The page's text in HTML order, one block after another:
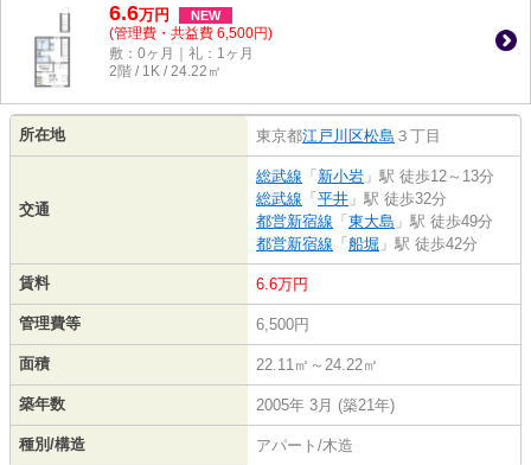
6.6万円 NEW
(管理費・共益費 6,500円)
敷：0ヶ月｜礼：1ヶ月
2階 / 1K / 24.22㎡
所在地 東京都江戸川区松島 ３丁目
交通
総武線 「 新小岩 」駅 徒歩12～13分
総武線 「 平井 」駅 徒歩32分
都営新宿線 「 東大島 」駅 徒歩49分
都営新宿線 「 船堀 」駅 徒歩42分
賃料 6.6万円
管理費等 6,500円
面積 22.11㎡～24.22㎡
築年数 2005年 3月 (築21年)
種別/構造 アパート/木造